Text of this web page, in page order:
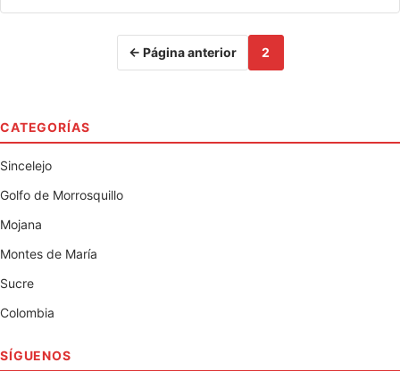
← Página anterior 2
CATEGORÍAS
Sincelejo
Golfo de Morrosquillo
Mojana
Montes de María
Sucre
Colombia
SÍGUENOS